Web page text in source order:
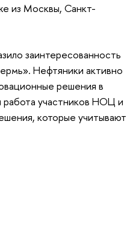
из Москвы, Санкт-
заинтересованность
Нефтяники активно
решения в
работа участников НОЦ и
которые учитывают